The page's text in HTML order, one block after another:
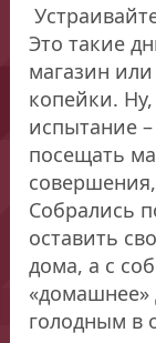
Это такие
магазин
копейки.
испытание
посещать
Собрались
оставить
дома, а с
«домашнее»
голодным в